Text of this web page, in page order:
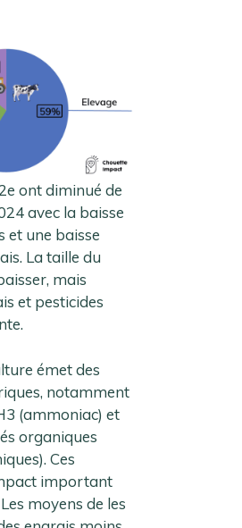
ont diminué de
avec la baisse
et une baisse
La taille du
mais
et pesticides
émet des
notamment
(ammoniac) et
organiques
Ces
important
moyens de les